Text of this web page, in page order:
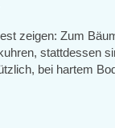
zeigen: Zum
stattdessen
bei hartem